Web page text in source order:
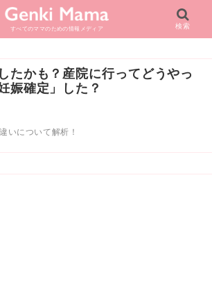
すべてのママのための情報メディア 検索
たかも？産院に行ってどうやっ
娠確定」した？
いについて解析！